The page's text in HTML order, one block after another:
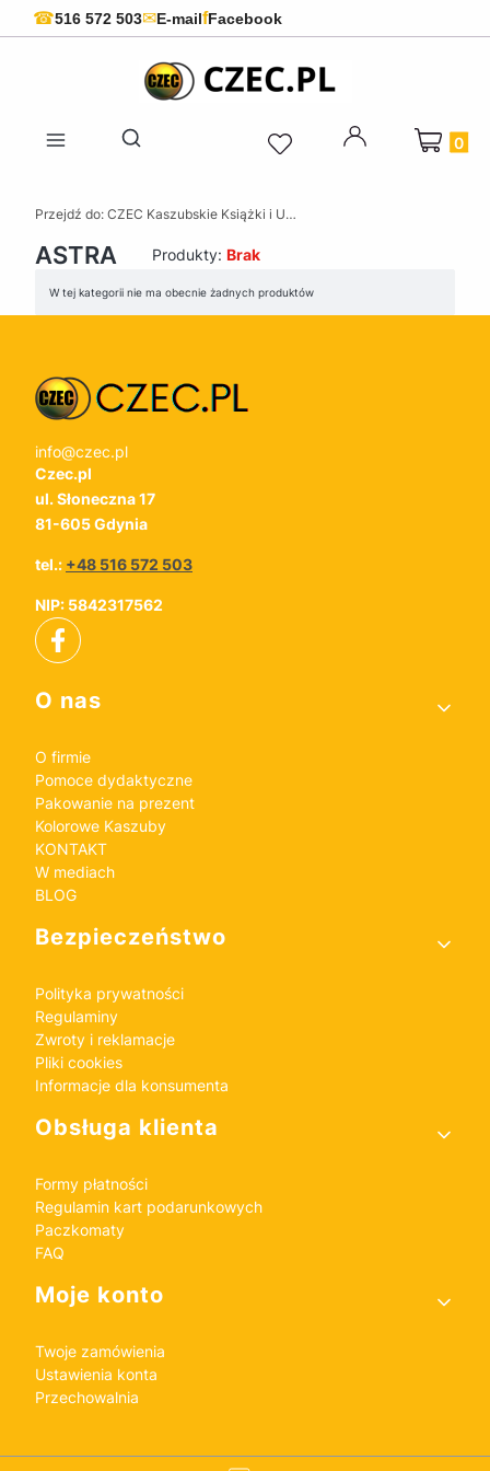
☎516 572 503✉E-mailfFacebook
Otwórz wyszukiwarkę
Produkty
Przejdź do: CZEC Kaszubskie Książki i Upominki - Pamiątki z Kaszub
ASTRA Produkty: Brak
Lista produktów
W tej kategorii nie ma obecnie żadnych produktów
info@czec.pl
Czec.pl
ul. Słoneczna 17
81-605 Gdynia
tel.: +48 516 572 503
NIP: 5842317562
Linki w stopce
O nas
O firmie
Pomoce dydaktyczne
Pakowanie na prezent
Kolorowe Kaszuby
KONTAKT
W mediach
BLOG
Bezpieczeństwo
Polityka prywatności
Regulaminy
Zwroty i reklamacje
Pliki cookies
Informacje dla konsumenta
Obsługa klienta
Formy płatności
Regulamin kart podarunkowych
Paczkomaty
FAQ
Moje konto
Twoje zamówienia
Ustawienia konta
Przechowalnia